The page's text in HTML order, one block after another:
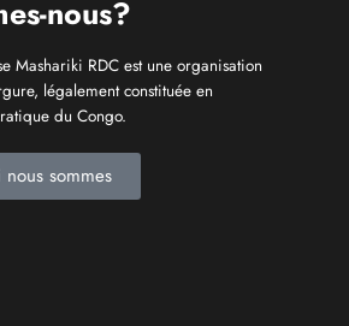
Mashariki RDC est une organisation
du Congo.
sommes